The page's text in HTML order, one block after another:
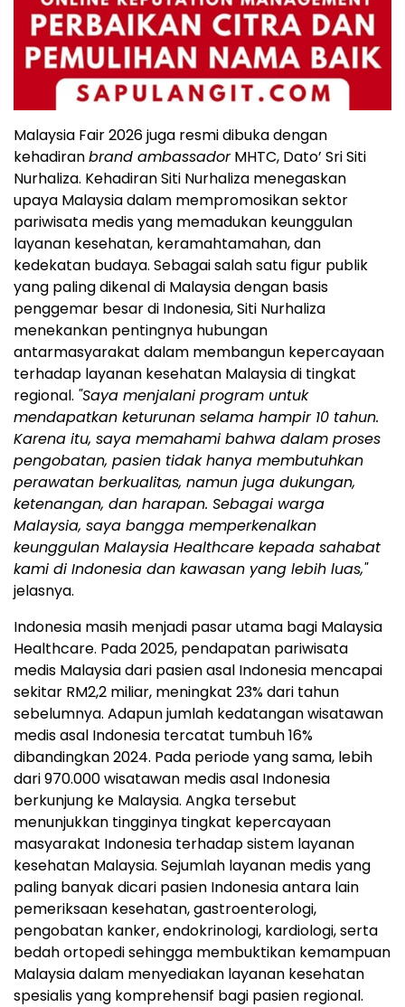
Malaysia Fair 2026 juga resmi dibuka dengan
kehadiranbrand ambassadorMHTC, Dato’ Sri Siti
Nurhaliza. Kehadiran Siti Nurhaliza menegaskan
upaya Malaysia dalam mempromosikan sektor
pariwisata medis yang memadukan keunggulan
layanan kesehatan, keramahtamahan, dan
kedekatan budaya. Sebagai salah satu figur publik
yang paling dikenal di Malaysia dengan basis
penggemar besar di Indonesia, Siti Nurhaliza
menekankan pentingnya hubungan
antarmasyarakat dalam membangun kepercayaan
terhadap layanan kesehatan Malaysia di tingkat
regional. "Saya menjalani program untuk
mendapatkan keturunan selama hampir 10 tahun.
Karena itu, saya memahami bahwa dalam proses
pengobatan, pasien tidak hanya membutuhkan
perawatan berkualitas, namun juga dukungan,
ketenangan, dan harapan. Sebagai warga
Malaysia, saya bangga memperkenalkan
keunggulan Malaysia Healthcare kepada sahabat
kami di Indonesia dan kawasan yang lebih luas,"
jelasnya.
Indonesia masih menjadi pasar utama bagi Malaysia
Healthcare. Pada 2025, pendapatan pariwisata
medis Malaysia dari pasien asal Indonesia mencapai
sekitar RM2,2 miliar, meningkat 23% dari tahun
sebelumnya. Adapun jumlah kedatangan wisatawan
medis asal Indonesia tercatat tumbuh 16%
dibandingkan 2024. Pada periode yang sama, lebih
dari 970.000 wisatawan medis asal Indonesia
berkunjung ke Malaysia. Angka tersebut
menunjukkan tingginya tingkat kepercayaan
masyarakat Indonesia terhadap sistem layanan
kesehatan Malaysia. Sejumlah layanan medis yang
paling banyak dicari pasien Indonesia antara lain
pemeriksaan kesehatan, gastroenterologi,
pengobatan kanker, endokrinologi, kardiologi, serta
bedah ortopedi sehingga membuktikan kemampuan
Malaysia dalam menyediakan layanan kesehatan
spesialis yang komprehensif bagi pasien regional.